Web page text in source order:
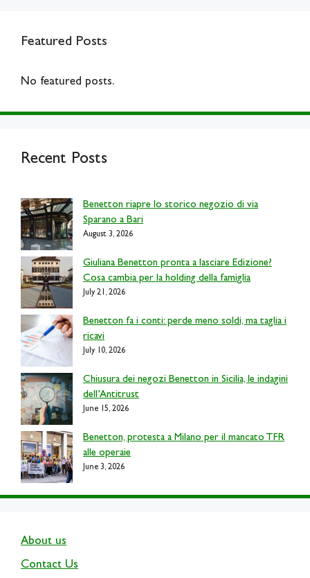
Featured Posts
No featured posts.
Recent Posts
Benetton riapre lo storico negozio di via
Sparano a Bari
August 3, 2026
Giuliana Benetton pronta a lasciare Edizione?
Cosa cambia per la holding della famiglia
July 21, 2026
Benetton fa i conti: perde meno soldi, ma taglia i
ricavi
July 10, 2026
Chiusura dei negozi Benetton in Sicilia, le indagini
dell’Antitrust
June 15, 2026
Benetton, protesta a Milano per il mancato TFR
alle operaie
June 3, 2026
About us
Contact Us